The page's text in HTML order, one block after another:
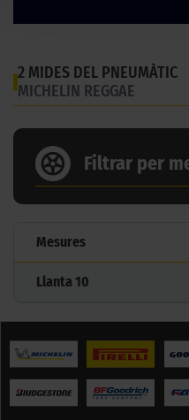
2 MIDES DEL PNEUMÀTIC
MICHELIN REGGAE
Filtrar per
Mesures
Llanta 10